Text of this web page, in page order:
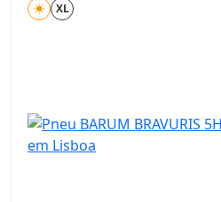
XL